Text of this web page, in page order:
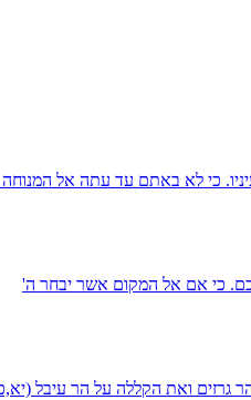
כי לא באתם עד עתה אל
כי אם אל המקום אשר יבחר ה'
גרזים ואת הקללה על הר עיבל